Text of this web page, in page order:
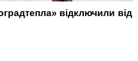
відключили від